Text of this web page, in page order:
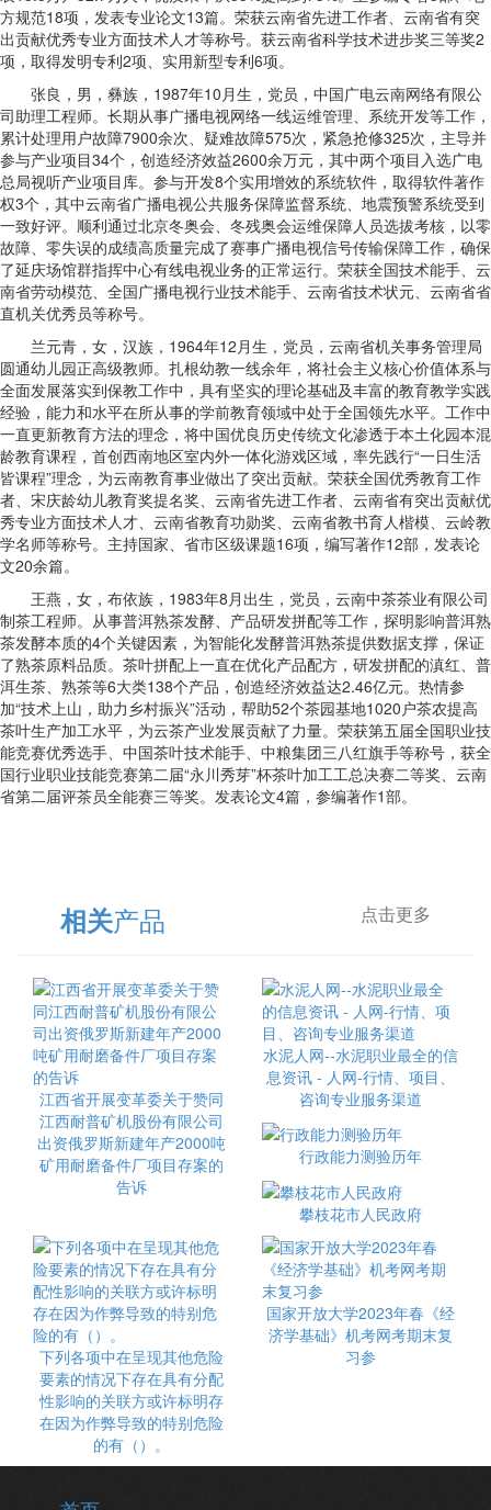
方规范18项，发表专业论文13篇。荣获云南省先进工作者、云南省有突
出贡献优秀专业方面技术人才等称号。获云南省科学技术进步奖三等奖2
项，取得发明专利2项、实用新型专利6项。
张良，男，彝族，1987年10月生，党员，中国广电云南网络有限公
司助理工程师。长期从事广播电视网络一线运维管理、系统开发等工作，
累计处理用户故障7900余次、疑难故障575次，紧急抢修325次，主导并
参与产业项目34个，创造经济效益2600余万元，其中两个项目入选广电
总局视听产业项目库。参与开发8个实用增效的系统软件，取得软件著作
权3个，其中云南省广播电视公共服务保障监督系统、地震预警系统受到
一致好评。顺利通过北京冬奥会、冬残奥会运维保障人员选拔考核，以零
故障、零失误的成绩高质量完成了赛事广播电视信号传输保障工作，确保
了延庆场馆群指挥中心有线电视业务的正常运行。荣获全国技术能手、云
南省劳动模范、全国广播电视行业技术能手、云南省技术状元、云南省省
直机关优秀员等称号。
兰元青，女，汉族，1964年12月生，党员，云南省机关事务管理局
圆通幼儿园正高级教师。扎根幼教一线余年，将社会主义核心价值体系与
全面发展落实到保教工作中，具有坚实的理论基础及丰富的教育教学实践
经验，能力和水平在所从事的学前教育领域中处于全国领先水平。工作中
一直更新教育方法的理念，将中国优良历史传统文化渗透于本土化园本混
龄教育课程，首创西南地区室内外一体化游戏区域，率先践行“一日生活
皆课程”理念，为云南教育事业做出了突出贡献。荣获全国优秀教育工作
者、宋庆龄幼儿教育奖提名奖、云南省先进工作者、云南省有突出贡献优
秀专业方面技术人才、云南省教育功勋奖、云南省教书育人楷模、云岭教
学名师等称号。主持国家、省市区级课题16项，编写著作12部，发表论
文20余篇。
王燕，女，布依族，1983年8月出生，党员，云南中茶茶业有限公司
制茶工程师。从事普洱熟茶发酵、产品研发拼配等工作，探明影响普洱熟
茶发酵本质的4个关键因素，为智能化发酵普洱熟茶提供数据支撑，保证
了熟茶原料品质。茶叶拼配上一直在优化产品配方，研发拼配的滇红、普
洱生茶、熟茶等6大类138个产品，创造经济效益达2.46亿元。热情参
加“技术上山，助力乡村振兴”活动，帮助52个茶园基地1020户茶农提高
茶叶生产加工水平，为云茶产业发展贡献了力量。荣获第五届全国职业技
能竞赛优秀选手、中国茶叶技术能手、中粮集团三八红旗手等称号，获全
国行业职业技能竞赛第二届“永川秀芽”杯茶叶加工工总决赛二等奖、云南
省第二届评茶员全能赛三等奖。发表论文4篇，参编著作1部。
相关产品 点击更多
江西省开展变革委关于赞同
江西耐普矿机股份有限公司
出资俄罗斯新建年产2000吨
矿用耐磨备件厂项目存案的
告诉
水泥人网--水泥职业最全的信
息资讯 - 人网-行情、项目、
咨询专业服务渠道
行政能力测验历年
攀枝花市人民政府
下列各项中在呈现其他危险
要素的情况下存在具有分配
性影响的关联方或许标明存
在因为作弊导致的特别危险
的有（）。
国家开放大学2023年春《经
济学基础》机考网考期末复
习参